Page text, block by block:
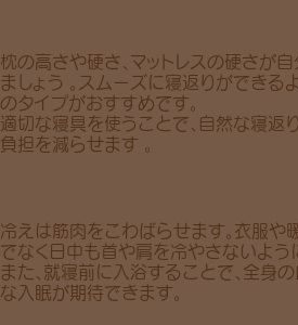
枕の高さや硬さ、マットレスの硬さが自
ましょう 。スムーズに寝返りができる
のタイプがおすすめです。
適切な寝具を使うことで、 自然な寝返り
負担を減らせます 。
冷え は筋肉をこわばらせます。衣服や
でなく日中も首や肩を冷やさないよう
また、 就寝前に入浴することで、全身の
な入眠が期待できます。